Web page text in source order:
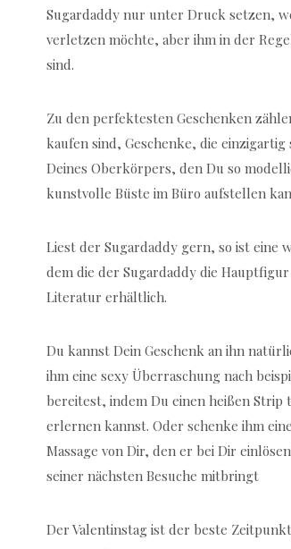
Sugardaddy nur unter Druck setzen,
verletzen möchte, aber ihm in der
sind.
Zu den perfektesten Geschenken
kaufen sind, Geschenke, die
Deines Oberkörpers, den Du so
kunstvolle Büste im Büro aufstellen
Liest der Sugardaddy gern, so ist eine
dem die der Sugardaddy die
Literatur erhältlich.
Du kannst Dein Geschenk an ihn
ihm eine sexy Überraschung nach
bereitest, indem Du einen heißen
erlernen kannst. Oder schenke ihm
Massage von Dir, den er bei Dir
seiner nächsten Besuche mitbringt
Der Valentinstag ist der beste